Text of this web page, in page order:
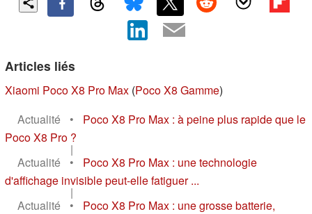
Articles liés
Xiaomi Poco X8 Pro Max (Poco X8 Gamme)
Actualité
•
Poco X8 Pro Max : à peine plus rapide que le
Poco X8 Pro ?
|
Actualité
•
Poco X8 Pro Max : une technologie
d'affichage invisible peut-elle fatiguer ...
|
Actualité
•
Poco X8 Pro Max : une grosse batterie,